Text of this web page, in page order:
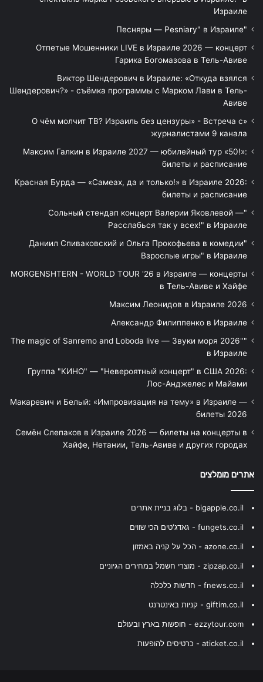
Израиле
"Песняры — Pesniary" в Израиле
Отпетые Мошенники LIVE в Израиле 2026 — концерт
Гарика Богомазова в Тель-Авиве
Виктор Шендерович в Израиле: «Откуда взялся
Шендерович?» - съёмка программы с Марком Лави в Тель-
Авиве
«О чём молчит ТВ? Израиль без цензуры» - Встреча с
журналистами 9 канала
Максим Галкин в Израиле 2027 — юбилейный тур «50!»:
билеты и расписание
Красная Бурда — «Самеах, да и только!» в Израиле 2026:
билеты и расписание
"Сольный стендап концерт Валерии Яковлевой —
Расслабься так у всех!" в Израиле
"Даниил Спиваковский и Ольга Прокофьева в комедии
Взрослые игры" в Израиле
MORGENSHTERN - WORLD TOUR '26 в Израиле — концерты
в Тель-Авиве и Хайфе
Максим Леонидов в Израиле 2026
Александр Филиппенко в Израиле
"The magic of Sanremo and Loboda live — Звуки моря 2026"
в Израиле
Группа "КИНО" — "Невероятный концерт" в США 2026:
Лос-Анджелес и Майами
Макаревич и Белый: «Импровизация на тему» в Израиле —
билеты 2026
Семён Слепаков в Израиле 2026 — билеты на концерты в
Хайфе, Нетании, Тель-Авиве и других городах
אתרים מומלצים
bigapple.co.il - בלוג בניית אתרים
fungets.co.il - גאדג'טים הכי שווים
azone.co.il - הכל על קניה באמזון
zipzap.co.il - מוצרי חשמל במחירים הגיוניים
fnews.co.il - חדשות כלכלה
giftim.co.il - קניות באינטרנט
ezzytour.com - חופשות בארץ ובעולם
aticket.co.il - כרטיסים להופעות